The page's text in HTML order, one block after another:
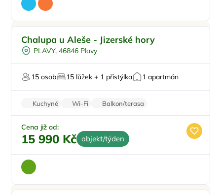
Dětské hřiště
Venkovní bazén
Pro skupiny
Chalupa u Aleše - Jizerské hory
PLAVY, 46846 Plavy
15 osob 15 lůžek + 1 přistýlka 1 apartmán
Kuchyně Wi-Fi
Balkon/terasa
Zvířata povolena
Vysavač
Cena již od:
15 990 Kč objekt/týden